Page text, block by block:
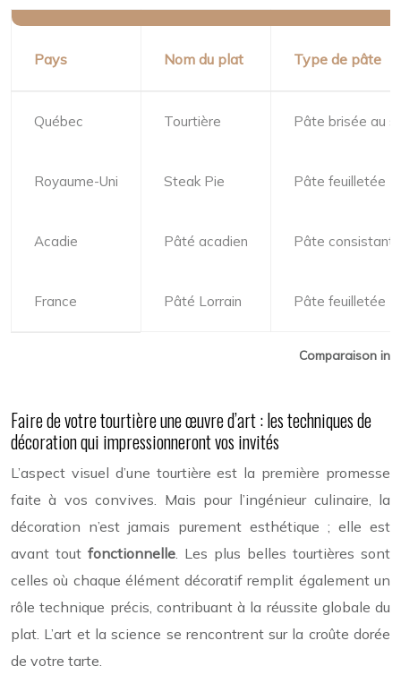
Comparaison
Pays Nom du plat Type de pâte
Québec Tourtière Pâte brisée au
Royaume-Uni Steak Pie Pâte feuilletée
Acadie Pâté acadien Pâte consistante
France Pâté Lorrain Pâte feuilletée
Faire de votre tourtière une œuvre d’art : les techniques de
décoration qui impressionneront vos invités
L’aspect visuel d’une tourtière est la première promesse
faite à vos convives. Mais pour l’ingénieur culinaire, la
décoration n’est jamais purement esthétique ; elle est
avant tout fonctionnelle. Les plus belles tourtières sont
celles où chaque élément décoratif remplit également un
rôle technique précis, contribuant à la réussite globale du
plat. L’art et la science se rencontrent sur la croûte dorée
de votre tarte.